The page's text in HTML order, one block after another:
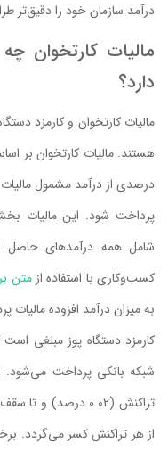
درآمد سازمان خود را دقیق‌تر
مالیات کارتخوان
دارد؟
مالیات کارتخوان و کارمزد
هستند. مالیات کارتخوان بر
پرداخت شود. این مالیات
شامل همه درآمدهای حاصل
کسب‌وکاری با استفاده ازمتن
به میزان درآمد افزوده مالیات
کارمزد دستگاه پوز مبلغی
شبکه بانکی پرداخت می‌شود.
از هر تراکنش کسر می‌گردد.